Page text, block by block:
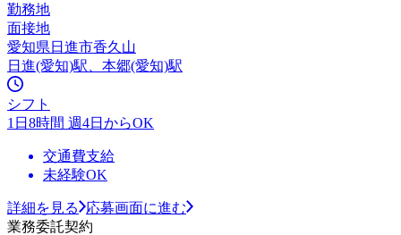
勤務地
面接地
愛知県日進市香久山
日進(愛知)駅、本郷(愛知)駅
シフト
1日8時間 週4日からOK
交通費支給
未経験OK
詳細を見る
応募画面に進む
業務委託契約